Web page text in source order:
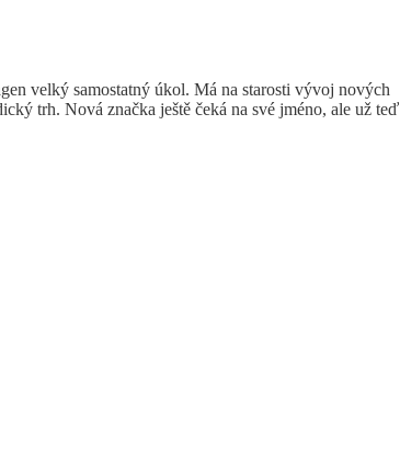
velký samostatný úkol. Má na starosti vývoj nových
trh. Nová značka ještě čeká na své jméno, ale už teď